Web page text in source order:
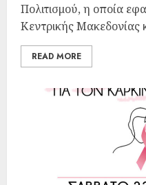
Πολιτισμού, η οποία
Κεντρικής Μακεδονίας
READ MORE